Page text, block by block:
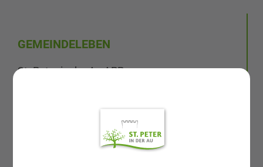
GEMEINDELEBEN
St. Peter in der Au APP